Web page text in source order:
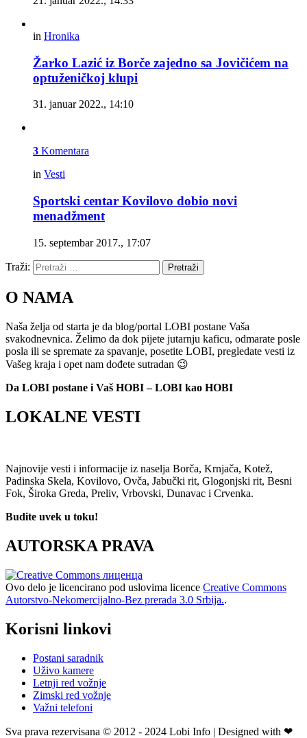
in Hronika
Žarko Lazić iz Borče zajedno sa Jovičićem na
optuženičkoj klupi
31. januar 2022., 14:10
3 Komentara
in Vesti
Sportski centar Kovilovo dobio novi
menadžment
15. septembar 2017., 17:07
Traži: Pretraži
O NAMA
Naša želja od starta je da blog/portal LOBI postane Vaša
svakodnevnica. Želimo da dok pijete jutarnju kaficu, odmarate posle
posla ili se spremate za spavanje, posetite LOBI, pregledate vesti iz
Vašeg kraja i opet nam dođete sutradan 😉
Da LOBI postane i Vaš HOBI – LOBI kao HOBI
LOKALNE VESTI
Najnovije vesti i informacije iz naselja Borča, Krnjača, Kotež,
Padinska Skela, Kovilovo, Ovča, Jabučki rit, Glogonjski rit, Besni
Fok, Široka Greda, Preliv, Vrbovski, Dunavac i Crvenka.
Budite uvek u toku!
AUTORSKA PRAVA
Ovo delo je licencirano pod uslovima licence Creative Commons
Autorstvo-Nekomercijalno-Bez prerada 3.0 Srbija..
Korisni linkovi
Postani saradnik
Uživo kamere
Letnji red vožnje
Zimski red vožnje
Važni telefoni
Sva prava rezervisana © 2012 - 2024 Lobi Info | Designed with ❤